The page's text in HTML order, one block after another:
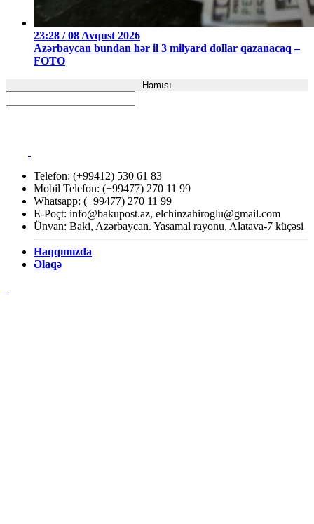
23:28 / 08 Avqust 2026
Azərbaycan bundan hər il 3 milyard dollar qazanacaq –
FOTO
Hamısı
Telefon: (+99412) 530 61 83
Mobil Telefon: (+99477) 270 11 99
Whatsapp: (+99477) 270 11 99
E-Poçt: info@bakupost.az, elchinzahiroglu@gmail.com
Ünvan: Baki, Azərbaycan. Yasamal rayonu, Alatava-7 küçəsi
Haqqımızda
Əlaqə